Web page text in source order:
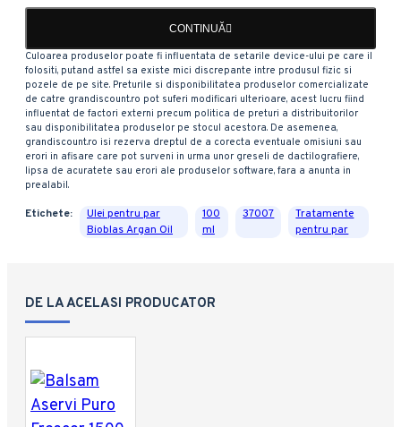
CONTINUĂ
Culoarea produselor poate fi influentata de setarile device-ului pe care il
folositi, putand astfel sa existe mici discrepante intre produsul fizic si
pozele de pe site. Preturile si disponibilitatea produselor comercializate
de catre grandiscount.ro pot suferi modificari ulterioare, acest lucru fiind
influentat de factori externi precum politica de preturi a distribuitorilor
sau disponibilitatea produselor pe stocul acestora. De asemenea,
grandiscount.ro isi rezerva dreptul de a corecta eventuale omisiuni sau
erori in afisare care pot surveni in urma unor greseli de dactilografiere,
lipsa de acuratete sau erori ale produselor software, fara a anunta in
prealabil.
Etichete:
Ulei pentru par
Bioblas Argan Oil
100
ml
37007
Tratamente
pentru par
DE LA ACELASI PRODUCATOR